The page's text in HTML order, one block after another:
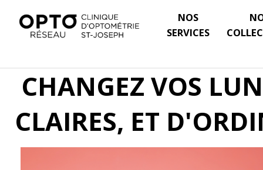
NOS
SERVICES
CHANGEZ VOS
CLAIRES, ET